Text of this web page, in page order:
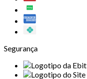
Segurança